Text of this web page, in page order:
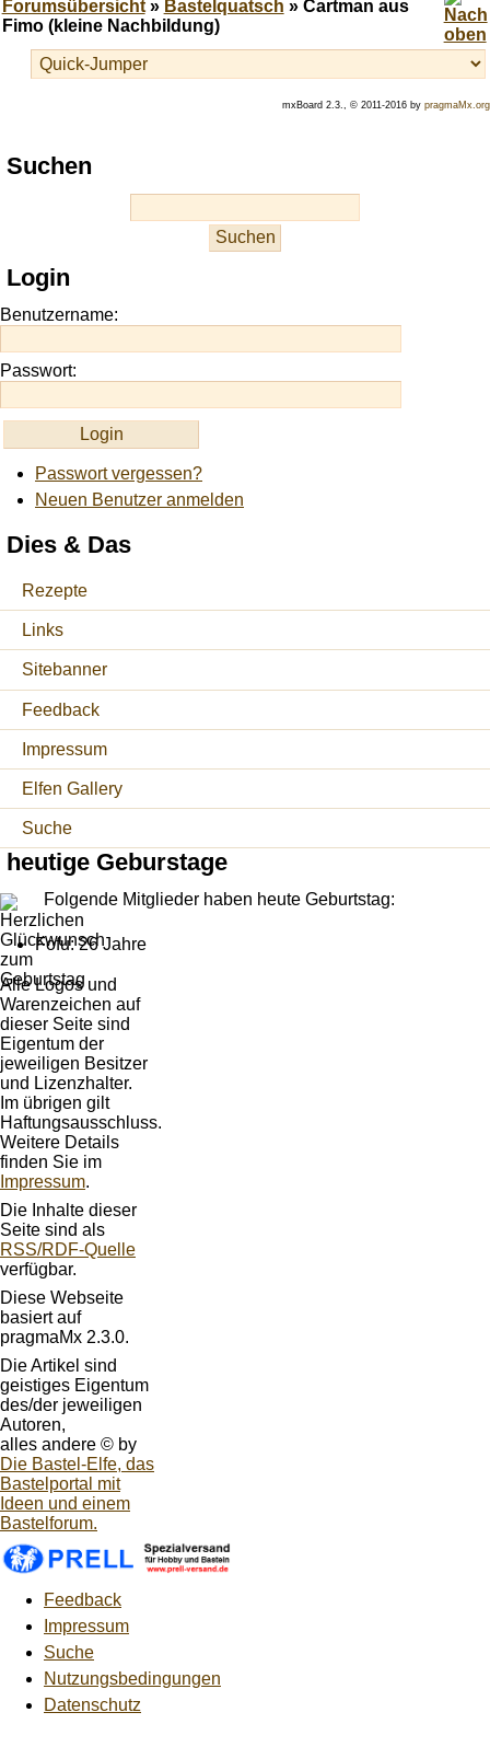
Forumsübersicht» Bastelquatsch » Cartman aus
Fimo (kleine Nachbildung)
mxBoard 2.3., © 2011-2016 by pragmaMx.org
Play
best
site
https://onlineslots.money/
Suchen
Login
Benutzername:
Passwort:
Passwort vergessen?
Neuen Benutzer anmelden
Dies & Das
Rezepte
Links
Sitebanner
Feedback
Impressum
Elfen Gallery
Suche
heutige Geburstage
Folgende Mitglieder haben heute Geburtstag:
Fofu: 26 Jahre
Alle Logos und
Warenzeichen auf
dieser Seite sind
Eigentum der
jeweiligen Besitzer
und Lizenzhalter.
Im übrigen gilt
Haftungsausschluss.
Weitere Details
finden Sie im
Impressum.
Die Inhalte dieser
Seite sind als
RSS/RDF-Quelle
verfügbar.
Diese Webseite
basiert auf
pragmaMx 2.3.0.
Die Artikel sind
geistiges Eigentum
des/der jeweiligen
Autoren,
alles andere © by
Die Bastel-Elfe, das
Bastelportal mit
Ideen und einem
Bastelforum.
Feedback
Impressum
Suche
Nutzungsbedingungen
Datenschutz